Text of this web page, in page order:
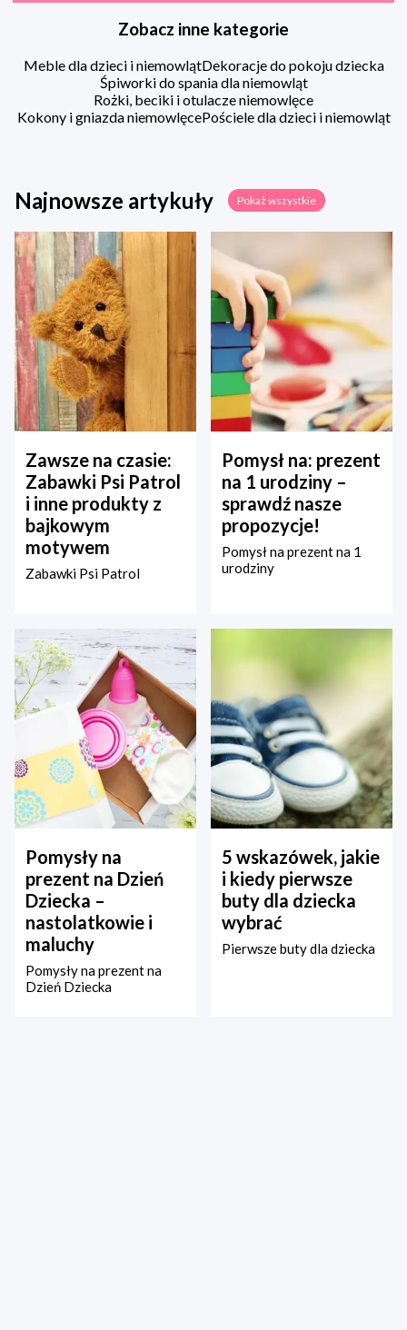
Zobacz inne kategorie
Meble dla dzieci i niemowlątDekoracje do pokoju dziecka
Śpiworki do spania dla niemowląt
Rożki, beciki i otulacze niemowlęce
Kokony i gniazda niemowlęcePościele dla dzieci i niemowląt
Najnowsze artykuły Pokaż wszystkie
Zawsze na czasie:
Zabawki Psi Patrol
i inne produkty z
bajkowym
motywem
Zabawki Psi Patrol
Pomysł na: prezent
na 1 urodziny –
sprawdź nasze
propozycje!
Pomysł na prezent na 1
urodziny
Pomysły na
prezent na Dzień
Dziecka –
nastolatkowie i
maluchy
Pomysły na prezent na
Dzień Dziecka
5 wskazówek, jakie
i kiedy pierwsze
buty dla dziecka
wybrać
Pierwsze buty dla dziecka